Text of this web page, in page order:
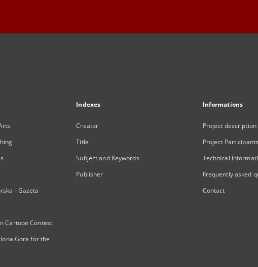
- Gazeta
Cartoon Contest
Gora for the
Indexes
Creator
Title
Subject and Keywords
Publisher
Informations
Project description
Project Participants
Technical
Frequently asked
Contact